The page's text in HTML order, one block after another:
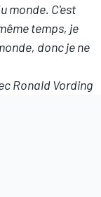
monde. C'est
temps, je
donc je ne
Ronald Vording